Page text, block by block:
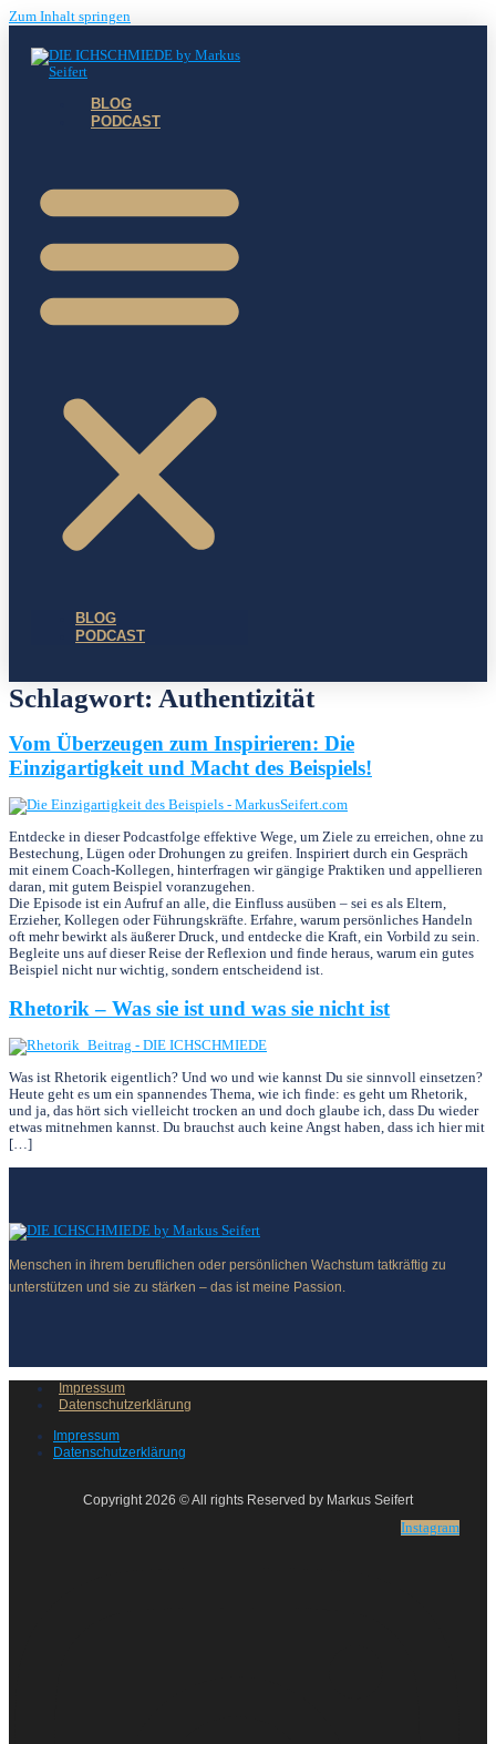
Zum Inhalt springen
BLOG
PODCAST
BLOG
PODCAST
Schlagwort: Authentizität
Vom Überzeugen zum Inspirieren: Die
Einzigartigkeit und Macht des Beispiels!
Entdecke in dieser Podcastfolge effektive Wege, um Ziele zu erreichen, ohne zu
Bestechung, Lügen oder Drohungen zu greifen. Inspiriert durch ein Gespräch
mit einem Coach-Kollegen, hinterfragen wir gängige Praktiken und appellieren
daran, mit gutem Beispiel voranzugehen.
Die Episode ist ein Aufruf an alle, die Einfluss ausüben – sei es als Eltern,
Erzieher, Kollegen oder Führungskräfte. Erfahre, warum persönliches Handeln
oft mehr bewirkt als äußerer Druck, und entdecke die Kraft, ein Vorbild zu sein.
Begleite uns auf dieser Reise der Reflexion und finde heraus, warum ein gutes
Beispiel nicht nur wichtig, sondern entscheidend ist.
Rhetorik – Was sie ist und was sie nicht ist
Was ist Rhetorik eigentlich? Und wo und wie kannst Du sie sinnvoll einsetzen?
Heute geht es um ein spannendes Thema, wie ich finde: es geht um Rhetorik,
und ja, das hört sich viel­leicht trocken an und doch glaube ich, dass Du wieder
etwas mitnehmen kannst. Du brauchst auch keine Angst haben, dass ich hier mit
[…]
Menschen in ihrem beruflichen oder persönlichen Wachstum tatkräftig zu
unterstützen und sie zu stärken – das ist meine Passion.
Impressum
Datenschutzerklärung
Impressum
Datenschutzerklärung
Copyright 2026 © All rights Reserved by Markus Seifert
Instagram